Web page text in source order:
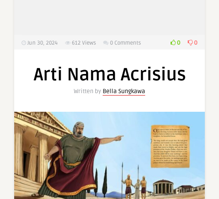
Jun 30, 2024 612 Views 0 Comments 0 0
Arti Nama Acrisius
Written by Bella Sungkawa